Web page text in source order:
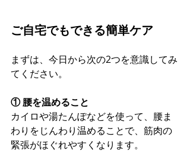
ご自宅でもできる簡単ケア
まずは、今日から次の2つを意識してみ
てください。
① 腰を温めること
カイロや湯たんぽなどを使って、腰ま
わりをじんわり温めることで、筋肉の
緊張がほぐれやすくなります。